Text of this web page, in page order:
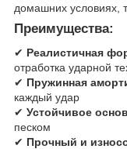
домашних условиях,
Преимущества:
✔ Реалистичная
отработка ударной
✔ Пружинная
каждый удар
✔ Устойчивое
песком
✔ Прочный и